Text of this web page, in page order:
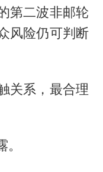
第二波非邮轮
风险仍可判断
关系，最合理